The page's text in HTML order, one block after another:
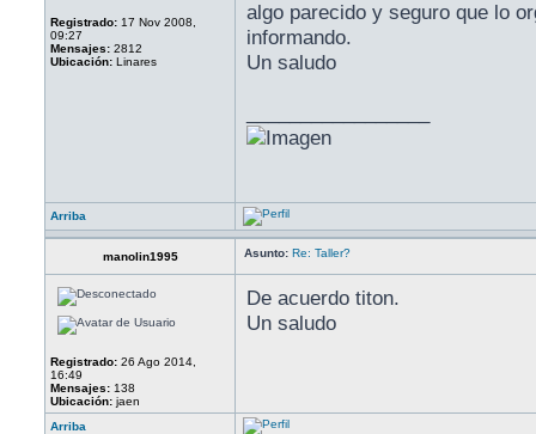
Registrado: 17 Nov 2008,
09:27
Mensajes: 2812
Ubicación: Linares
algo parecido y seguro que lo
informando.
Un saludo
Arriba
manolin1995 Asunto: Re: Taller?
Registrado: 26 Ago 2014,
16:49
Mensajes: 138
Ubicación: jaen
De acuerdo titon.
Un saludo
Arriba